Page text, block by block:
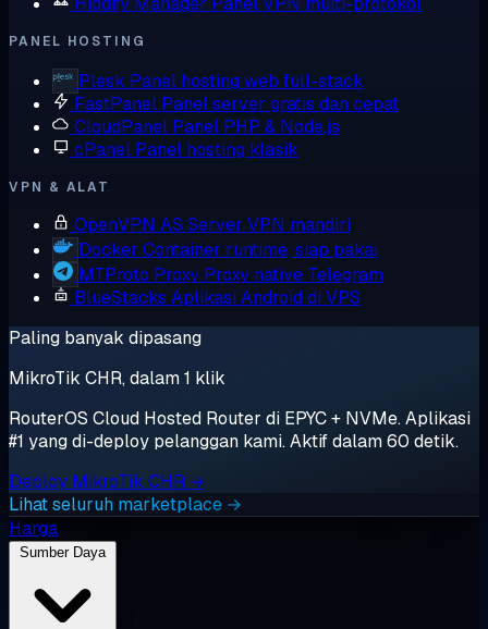
PANEL HOSTING
Plesk Panel hosting web full-stack
FastPanel Panel server gratis dan cepat
CloudPanel Panel PHP & Node.js
cPanel Panel hosting klasik
VPN & ALAT
OpenVPN AS Server VPN mandiri
Docker Container runtime, siap pakai
MTProto Proxy Proxy native Telegram
BlueStacks Aplikasi Android di VPS
Paling banyak dipasang
MikroTik CHR, dalam 1 klik
RouterOS Cloud Hosted Router di EPYC + NVMe. Aplikasi
#1 yang di-deploy pelanggan kami. Aktif dalam 60 detik.
Deploy MikroTik CHR →
Lihat seluruh marketplace →
Harga
Sumber Daya